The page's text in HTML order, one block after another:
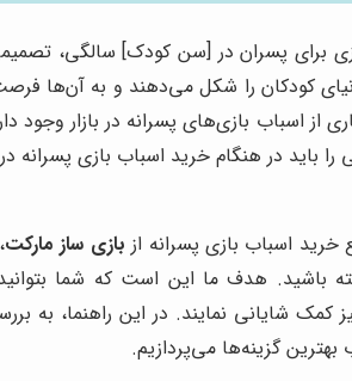
برای پسران در [سن کودک] سالگی،
کودکان را شکل می‌دهند و به آن‌ها
از اسباب بازی‌های پسرانه در بازار
باید در هنگام خرید اسباب بازی پسرانه
خرید اسباب بازی پسرانه از بازی ساز مارکت
باشید. هدف ما این است که شما
کمک شایانی نمایند. در این راهنما، به
بهترین گزینه‌ها می‌پردازیم.